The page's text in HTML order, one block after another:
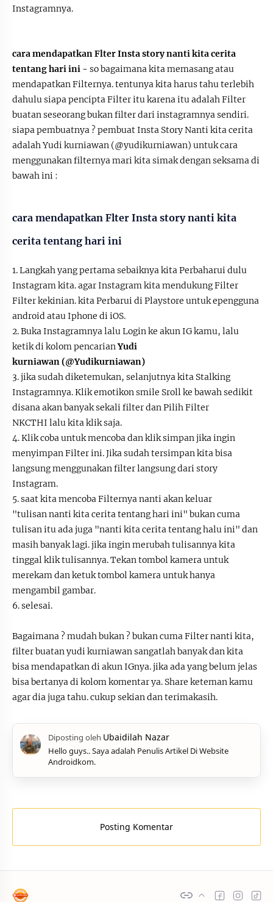
Instagramnya.
cara mendapatkan Flter Insta story nanti kita cerita
tentang hari ini - so bagaimana kita memasang atau
mendapatkan Filternya. tentunya kita harus tahu terlebih
dahulu siapa pencipta Filter itu karena itu adalah Filter
buatan seseorang bukan filter dari instagramnya sendiri.
siapa pembuatnya ? pembuat Insta Story Nanti kita cerita
adalah Yudi kurniawan (@yudikurniawan) untuk cara
menggunakan filternya mari kita simak dengan seksama di
bawah ini :
cara mendapatkan Flter Insta story nanti kita
cerita tentang hari ini
1. Langkah yang pertama sebaiknya kita Perbaharui dulu
Instagram kita. agar Instagram kita mendukung Filter
Filter kekinian. kita Perbarui di Playstore untuk epengguna
android atau Iphone di iOS.
2. Buka Instagramnya lalu Login ke akun IG kamu, lalu
ketik di kolom pencarianYudi
kurniawan (@Yudikurniawan)
3. jika sudah diketemukan, selanjutnya kita Stalking
Instagramnya. Klik emotikon smile Sroll ke bawah sedikit
disana akan banyak sekali filter dan Pilih Filter
NKCTHI lalu kita klik saja.
4.Klik coba untuk mencoba dan klik simpan jika ingin
menyimpan Filter ini. Jika sudah tersimpan kita bisa
langsung menggunakan filter langsung dari story
Instagram.
5. saat kita mencoba Filternya nanti akan keluar
"tulisan nanti kita cerita tentang hari ini" bukan cuma
tulisan itu ada juga "nanti kita cerita tentang halu ini" dan
masih banyak lagi. jika ingin merubah tulisannya kita
tinggal klik tulisannya. Tekan tombol kamera untuk
merekam dan ketuk tombol kamera untuk hanya
mengambil gambar.
6. selesai.
Bagaimana ? mudah bukan ? bukan cuma Filter nanti kita,
filter buatan yudi kurniawan sangatlah banyak dan kita
bisa mendapatkan di akun IGnya. jika ada yang belum jelas
bisa bertanya di kolom komentar ya. Share keteman kamu
agar dia juga tahu. cukup sekian dan terimakasih.
Hello guys.. Saya adalah Penulis Artikel Di Website
Androidkom.
Posting Komentar